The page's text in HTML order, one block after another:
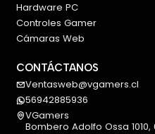
Hardware PC
Controles Gamer
Cámaras Web
CONTÁCTANOS
Ventasweb@vgamers.cl
56942885936
VGamers
Bombero Adolfo Ossa 1010,